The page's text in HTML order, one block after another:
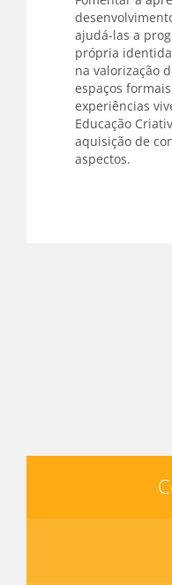
ajudá-las a
própria
na valorização
espaços
experiências
Educação
aquisição de
aspectos.